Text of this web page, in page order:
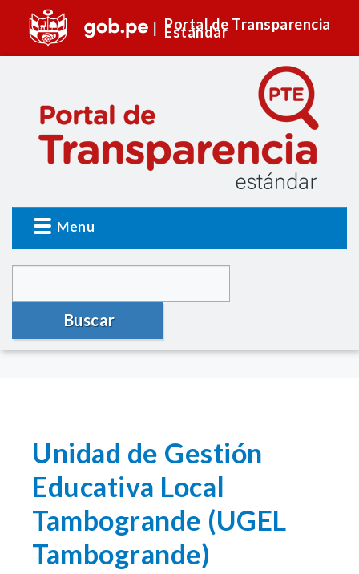
Portal de Transparencia
Estándar
Menu
Buscar
Unidad de Gestión
Educativa Local
Tambogrande (UGEL
Tambogrande)